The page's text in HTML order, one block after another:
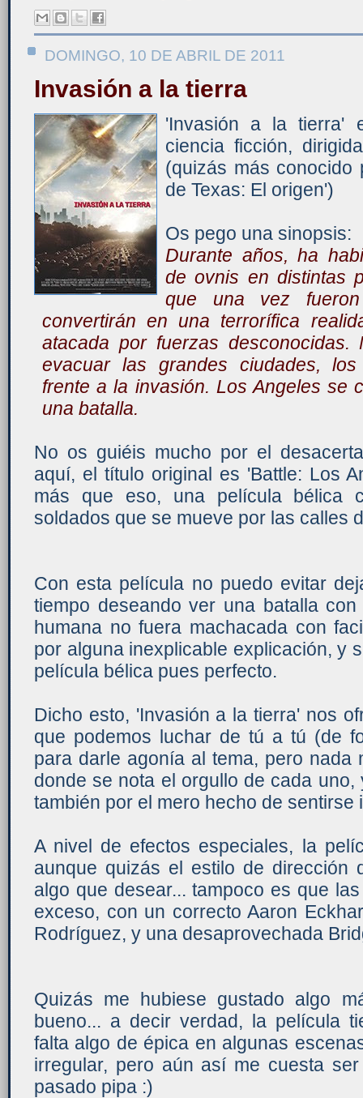
DOMINGO, 10 DE ABRIL DE 2011
Invasión a la tierra
'Invasión a la tierra'
ciencia ficción,
(quizás más conocido
de Texas: El origen')
Os pego una sinopsis:
Durante años, ha
de ovnis en distintas
que una vez
convertirán en una terrorífica
atacada por fuerzas desconocidas.
evacuar las grandes ciudades,
frente a la invasión. Los Angeles se
una batalla.
No os guiéis mucho por el
aquí, el título original es 'Battle: Los
más que eso, una película bélica
soldados que se mueve por las calles
Con esta película no puedo evitar
tiempo deseando ver una batalla
humana no fuera machacada con
por alguna inexplicable explicación, y
película bélica pues perfecto.
Dicho esto, 'Invasión a la tierra' nos
que podemos luchar de tú a tú (de
para darle agonía al tema, pero nada
donde se nota el orgullo de cada
también por el mero hecho de sentirse
A nivel de efectos especiales, la
aunque quizás el estilo de dirección
algo que desear... tampoco es que
exceso, con un correcto Aaron
Rodríguez, y una desaprovechada
Quizás me hubiese gustado algo
bueno... a decir verdad, la película
falta algo de épica en algunas
irregular, pero aún así me cuesta
pasado pipa :)